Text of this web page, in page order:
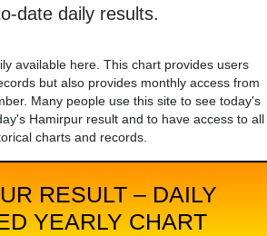
date daily results.
available here. This chart provides users
but also provides monthly access from
Many people use this site to see today's
Hamirpur result and to have access to all
charts and records.
RESULT – DAILY
YEARLY CHART